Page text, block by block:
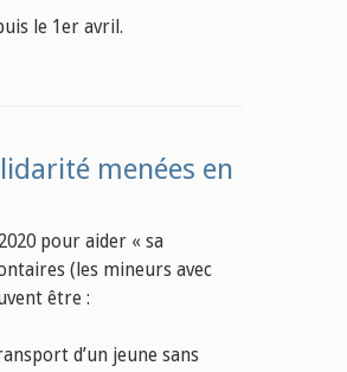
le 1er avril.
menées en
pour aider « sa
(les mineurs avec
être :
d’un jeune sans